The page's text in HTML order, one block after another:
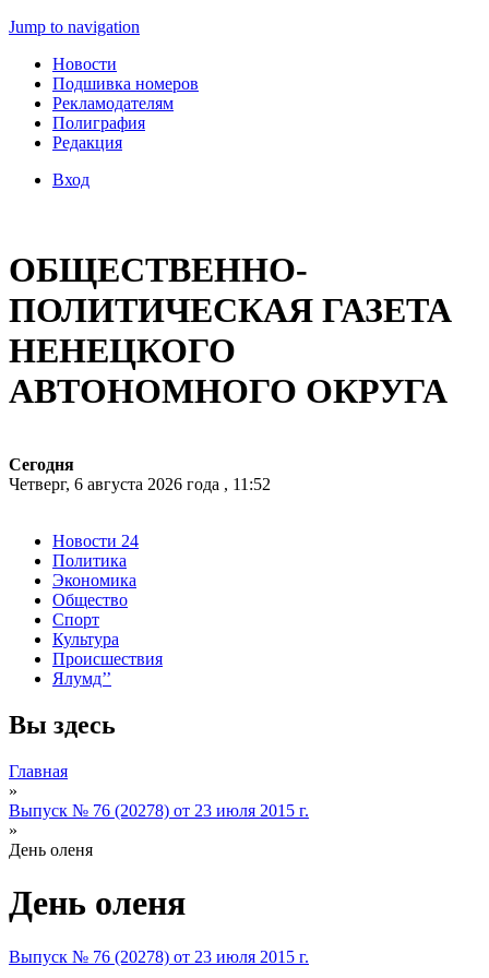
Jump to navigation
Новости
Подшивка номеров
Рекламодателям
Полиграфия
Редакция
Вход
ОБЩЕСТВЕННО-
ПОЛИТИЧЕСКАЯ ГАЗЕТА
НЕНЕЦКОГО
АВТОНОМНОГО ОКРУГА
Сегодня
Четверг, 6 августа 2026 года , 11:52
Новости 24
Политика
Экономика
Общество
Спорт
Культура
Происшествия
Ялумд’’
Вы здесь
Главная
»
Выпуск № 76 (20278) от 23 июля 2015 г.
»
День оленя
День оленя
Выпуск № 76 (20278) от 23 июля 2015 г.